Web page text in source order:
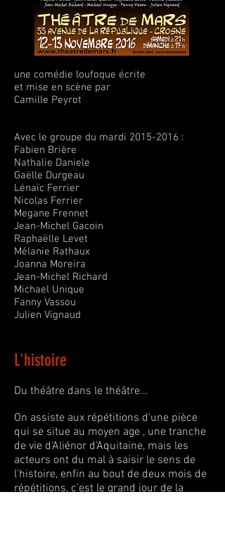
une comédie loufoque écrite
et mise en scène par
Camille Peyrot
Avec le groupe du mardi 2015-2016 :
Fabien Brière
Nathalie Daniele
Gaëlle Durgeau
Lénaïc Ferrier
Nicolas Ferrier
Megane Frennet
Jean-Michel Gacoin
Raphaëlle Levet
Mélanie Rathaux
Joanna Moreira
Jean-Michel Richard
Michael Unique
Fanny Vassou
Julien Vignaud
L'histoire
Du théâtre dans le théâtre...
On assiste aux répétitions d'une pièce
qui se situe au moyen age , une tranche
de vie d'Aliénor d'Aquitaine, mais les
acteurs ont du mal à saisir le sens de
l'histoire, enfin au bout de deux mois de
répétitions, c'est le grand jour de la